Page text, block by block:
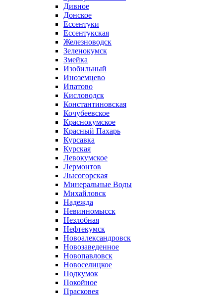
Дивное
Донское
Ессентуки
Ессентукская
Железноводск
Зеленокумск
Змейка
Изобильный
Иноземцево
Ипатово
Кисловодск
Константиновская
Кочубеевское
Краснокумское
Красный Пахарь
Курсавка
Курская
Левокумское
Лермонтов
Лысогорская
Минеральные Воды
Михайловск
Надежда
Невинномысск
Незлобная
Нефтекумск
Новоалександровск
Новозаведенное
Новопавловск
Новоселицкое
Подкумок
Покойное
Прасковея